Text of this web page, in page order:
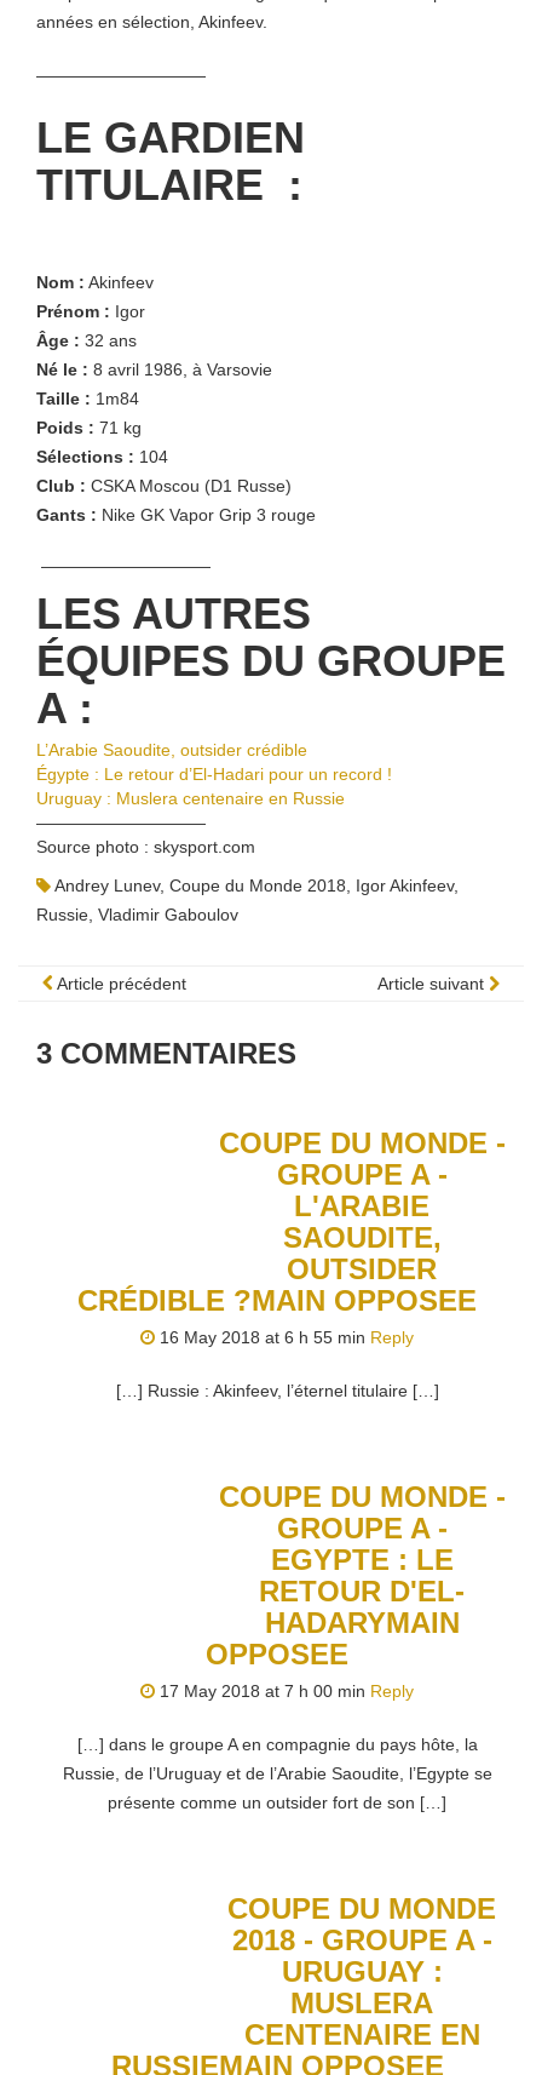
années en sélection, Akinfeev.
——————————
LE GARDIEN
TITULAIRE :
Nom : Akinfeev
Prénom : Igor
Âge : 32 ans
Né le : 8 avril 1986, à Varsovie
Taille : 1m84
Poids : 71 kg
Sélections : 104
Club : CSKA Moscou (D1 Russe)
Gants : Nike GK Vapor Grip 3 rouge
——————————
LES AUTRES
ÉQUIPES DU GROUPE
A :
L’Arabie Saoudite, outsider crédible
Égypte : Le retour d’El-Hadari pour un record !
Uruguay : Muslera centenaire en Russie
——————————
Source photo : skysport.com
Andrey Lunev, Coupe du Monde 2018 Igor Akinfeev,
Russie Vladimir Gaboulov
Article précédent Article suivant
3 COMMENTAIRES
COUPE DU MONDE -
GROUPE A -
L'ARABIE
SAOUDITE,
OUTSIDER
CRÉDIBLE ?MAIN OPPOSEE
16 May 2018 at 6 h 55 min Reply
[…] Russie : Akinfeev, l’éternel titulaire […]
COUPE DU MONDE -
GROUPE A -
EGYPTE : LE
RETOUR D'EL-
HADARYMAIN
OPPOSEE
17 May 2018 at 7 h 00 min Reply
[…] dans le groupe A en compagnie du pays hôte, la
Russie, de l’Uruguay et de l’Arabie Saoudite, l’Egypte se
présente comme un outsider fort de son […]
COUPE DU MONDE
2018 - GROUPE A -
URUGUAY :
MUSLERA
CENTENAIRE EN
RUSSIEMAIN OPPOSEE